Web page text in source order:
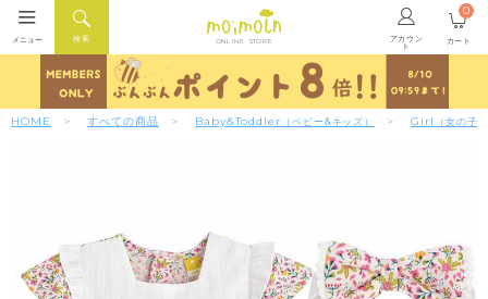
ONLINE STORE アカウン
ト
検索
メニュー カート
0
HOME すべての商品 Baby&Toddler （ベビー&キッズ） Girl （女の子）